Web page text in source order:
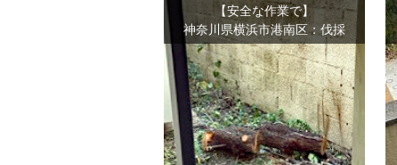
【安全な作業で】
神奈川県横浜市港南区：伐採